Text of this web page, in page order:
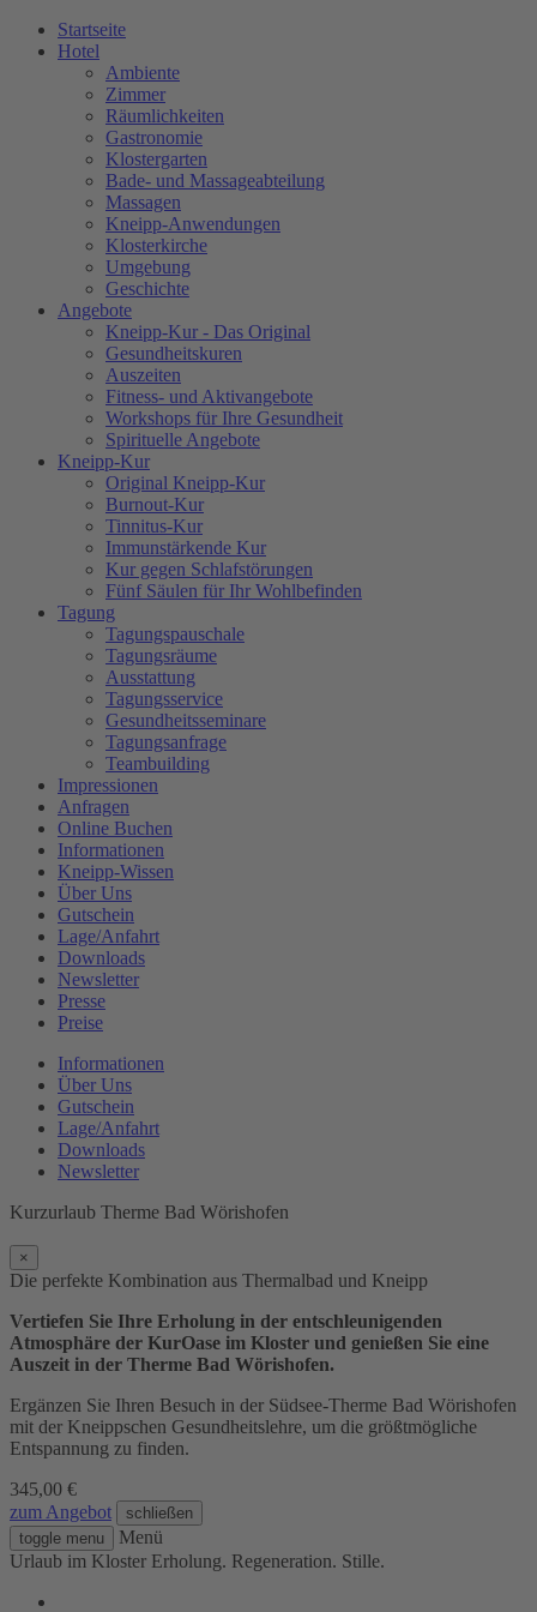
Startseite
Hotel
Ambiente
Zimmer
Räumlichkeiten
Gastronomie
Klostergarten
Bade- und Massageabteilung
Massagen
Kneipp-Anwendungen
Klosterkirche
Umgebung
Geschichte
Angebote
Kneipp-Kur - Das Original
Gesundheitskuren
Auszeiten
Fitness- und Aktivangebote
Workshops für Ihre Gesundheit
Spirituelle Angebote
Kneipp-Kur
Original Kneipp-Kur
Burnout-Kur
Tinnitus-Kur
Immunstärkende Kur
Kur gegen Schlafstörungen
Fünf Säulen für Ihr Wohlbefinden
Tagung
Tagungspauschale
Tagungsräume
Ausstattung
Tagungsservice
Gesundheitsseminare
Tagungsanfrage
Teambuilding
Impressionen
Anfragen
Online Buchen
Informationen
Kneipp-Wissen
Über Uns
Gutschein
Lage/Anfahrt
Downloads
Newsletter
Presse
Preise
Informationen
Über Uns
Gutschein
Lage/Anfahrt
Downloads
Newsletter
Kurzurlaub Therme Bad Wörishofen
×
Die perfekte Kombination aus Thermalbad und Kneipp
Vertiefen Sie Ihre Erholung in der entschleunigenden
Atmosphäre der KurOase im Kloster und genießen Sie eine
Auszeit in der Therme Bad Wörishofen.
Ergänzen Sie Ihren Besuch in der Südsee-Therme Bad Wörishofen
mit der Kneippschen Gesundheitslehre, um die größtmögliche
Entspannung zu finden.
345,00 €
zum Angebot
schließen
toggle menu
Menü
Urlaub im Kloster Erholung. Regeneration. Stille.